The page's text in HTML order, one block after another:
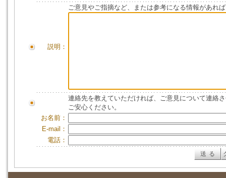
説明：
ご意見やご指摘など、または参考になる情報があれ
連絡先を教えていただければ、ご意見について連絡
ご安心ください。
お名前：
E-mail：
電話：